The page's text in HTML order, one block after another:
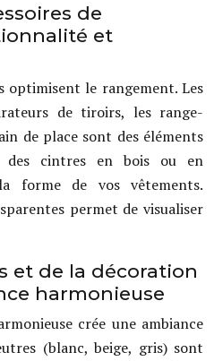
de
et
optimisent le rangement. Les
de tiroirs, les range-
de place sont des éléments
des cintres en bois ou en
forme de vos vêtements.
permet de visualiser
et de la décoration
harmonieuse
crée une ambiance
(blanc, beige, gris) sont